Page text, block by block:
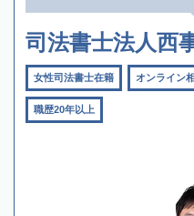
司法書士法人西
女性司法書士在籍 オンライン
職歴20年以上